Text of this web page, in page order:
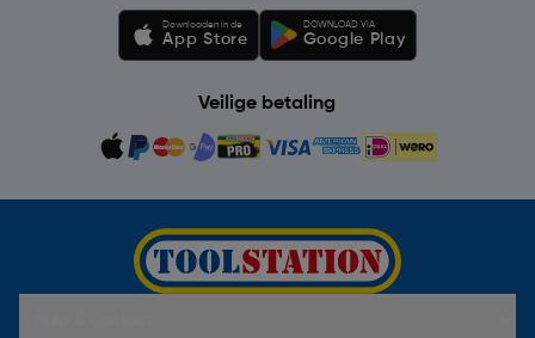
Downloaden in de
App Store
DOWNLOAD VIA
Google Play
Veilige betaling